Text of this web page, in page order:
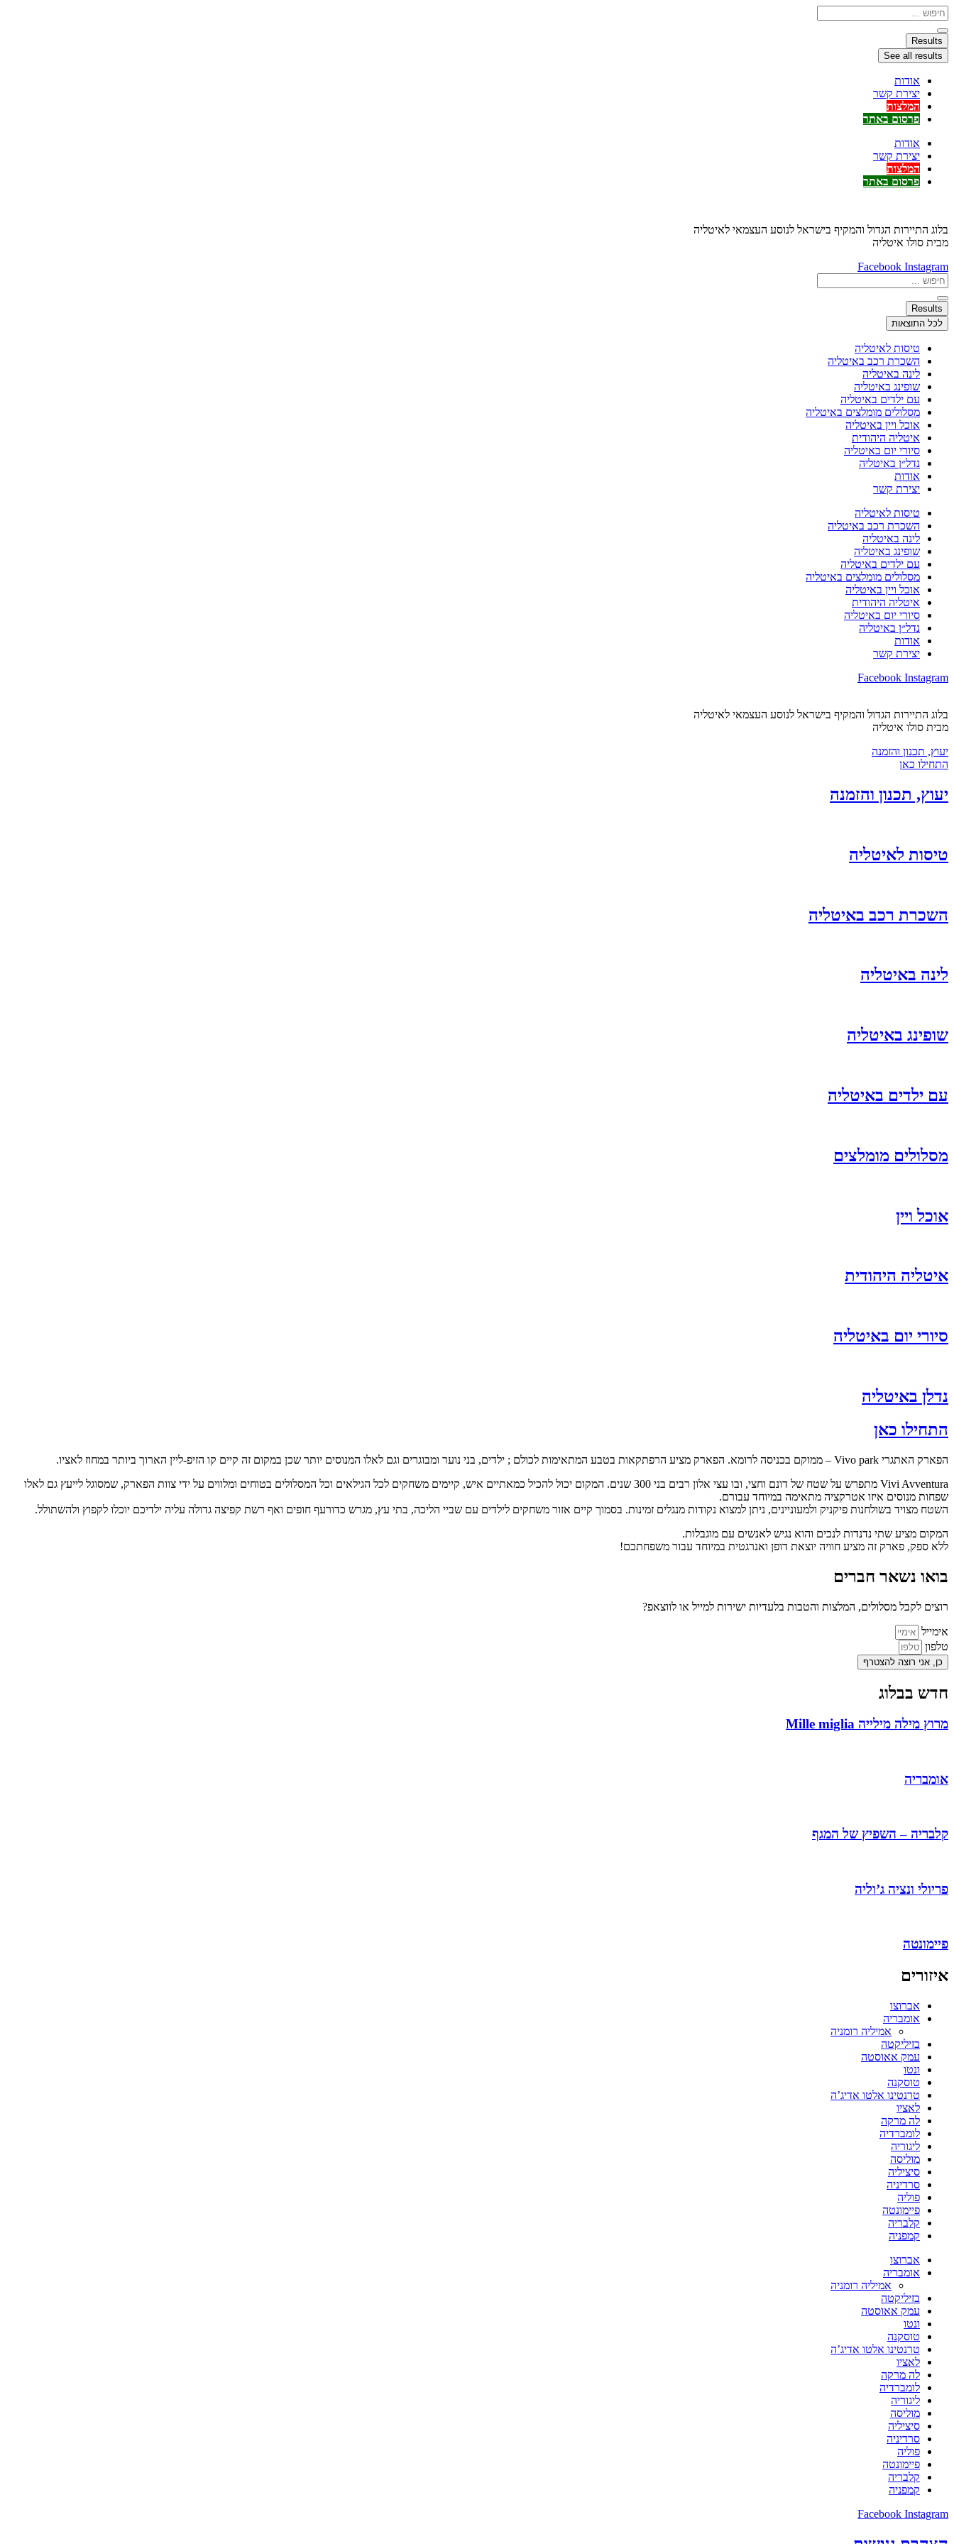
דלג
לתוכן
Search
...
Results
See all results
אודות
יצירת קשר
המלצות
פרסום באתר
אודות
יצירת קשר
המלצות
פרסום באתר
בלוג התיירות הגדול והמקיף בישראל לנוסע העצמאי לאיטליה
מבית סולו איטליה
Facebook Instagram
Search
...
Results
לכל התוצאות
טיסות לאיטליה
השכרת רכב באיטליה
לינה באיטליה
שופינג באיטליה
עם ילדים באיטליה
מסלולים מומלצים באיטליה
אוכל ויין באיטליה
איטליה היהודית
סיורי יום באיטליה
נדל״ן באיטליה
אודות
יצירת קשר
טיסות לאיטליה
השכרת רכב באיטליה
לינה באיטליה
שופינג באיטליה
עם ילדים באיטליה
מסלולים מומלצים באיטליה
אוכל ויין באיטליה
איטליה היהודית
סיורי יום באיטליה
נדל״ן באיטליה
אודות
יצירת קשר
Facebook Instagram
בלוג התיירות הגדול והמקיף בישראל לנוסע העצמאי לאיטליה
מבית סולו איטליה
יעוץ, תכנון והזמנה
התחילו כאן
יעוץ, תכנון והזמנה
טיסות לאיטליה
השכרת רכב באיטליה
לינה באיטליה
שופינג באיטליה
עם ילדים באיטליה
מסלולים מומלצים
אוכל ויין
איטליה היהודית
סיורי יום באיטליה
נדלן באיטליה
התחילו כאן
הפארק האתגרי Vivo park – ממוקם בכניסה לרומא. הפארק מציע הרפתקאות בטבע המתאימות לכולם ; ילדים, בני נוער ומבוגרים וגם לאלו המנוסים יותר שכן במקום זה קיים קו הזיפ-ליין הארוך ביותר במחוז לאציו.
Vivi Avventura מתפרש על שטח של דונם וחצי, ובו עצי אלון רבים בני 300 שנים. המקום יכול להכיל כמאתיים איש, קיימים משחקים לכל הגילאים וכל המסלולים בטוחים ומלווים על ידי צוות הפארק, שמסוגל לייעץ גם לאלו
שפחות מנוסים איזו אטרקציה מתאימה במיוחד עבורם.
השטח מצויד בשולחנות פיקניק ולמעוניינים, ניתן למצוא נקודות מנגלים זמינות. בסמוך קיים אזור משחקים לילדים עם שביי הליכה, בתי עץ, מגרש כדורעף חופים ואף רשת קפיצה גדולה עליה ילדיכם יוכלו לקפוץ ולהשתולל.
המקום מציע שתי נדנדות לנכים והוא נגיש לאנשים עם מוגבלות.
ללא ספק, פארק זה מציע חוויה יוצאת דופן ואנרגטית במיוחד עבור משפחתכם!
בואו נשאר חברים
רוצים לקבל מסלולים, המלצות והטבות בלעדיות ישירות למייל או לווצאפ?
אימייל
טלפון
כן, אני רוצה להצטרף
חדש בבלוג
מרוץ מילה מילייה Mille miglia
אומבריה
קלבריה – השפיץ של המגף
פריולי ונציה ג’וליה
פיימונטה
איזורים
אברוצו
אומבריה
אמיליה רומניה
בזיליקטה
עמק אאוסטה
ונטו
טוסקנה
טרנטינו אלטו אדיג’ה
לאציו
לה מרקה
לומברדיה
ליגוריה
מוליסה
סיציליה
סרדיניה
פוליה
פיימונטה
קלבריה
קמפניה
אברוצו
אומבריה
אמיליה רומניה
בזיליקטה
עמק אאוסטה
ונטו
טוסקנה
טרנטינו אלטו אדיג’ה
לאציו
לה מרקה
לומברדיה
ליגוריה
מוליסה
סיציליה
סרדיניה
פוליה
פיימונטה
קלבריה
קמפניה
Facebook Instagram